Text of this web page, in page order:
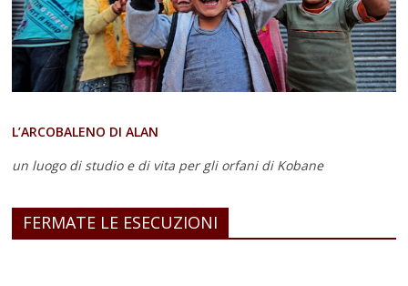
L’ARCOBALENO DI ALAN
un luogo di studio e di vita per gli orfani di Kobane
FERMATE LE ESECUZIONI